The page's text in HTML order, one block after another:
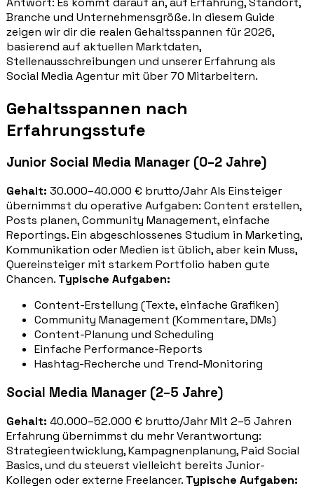
Branche und Unternehmensgröße. In diesem Guide
zeigen wir dir die realen Gehaltsspannen für 2026,
basierend auf aktuellen Marktdaten,
Stellenausschreibungen und unserer Erfahrung als
Social Media Agentur mit über 70 Mitarbeitern.
Gehaltsspannen nach
Erfahrungsstufe
Junior Social Media Manager (0–2 Jahre)
Gehalt: 30.000–40.000 € brutto/Jahr Als Einsteiger
übernimmst du operative Aufgaben: Content erstellen,
Posts planen, Community Management, einfache
Reportings. Ein abgeschlossenes Studium in Marketing,
Kommunikation oder Medien ist üblich, aber kein Muss,
Quereinsteiger mit starkem Portfolio haben gute
Chancen. Typische Aufgaben:
Content-Erstellung (Texte, einfache Grafiken)
Community Management (Kommentare, DMs)
Content-Planung und Scheduling
Einfache Performance-Reports
Hashtag-Recherche und Trend-Monitoring
Social Media Manager (2–5 Jahre)
Gehalt: 40.000–52.000 € brutto/Jahr Mit 2–5 Jahren
Erfahrung übernimmst du mehr Verantwortung:
Strategieentwicklung, Kampagnenplanung, Paid Social
Basics, und du steuerst vielleicht bereits Junior-
Kollegen oder externe Freelancer. Typische Aufgaben: